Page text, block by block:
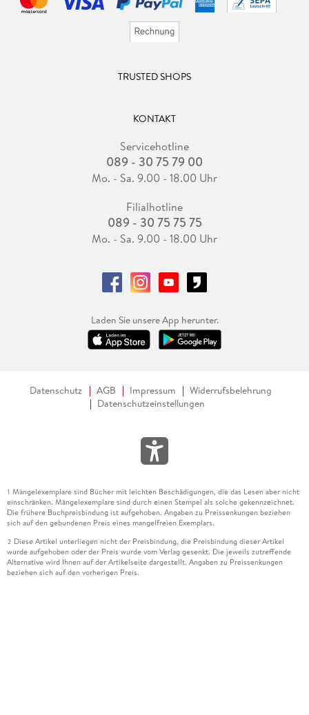
TRUSTED SHOPS
KONTAKT
Servicehotline
089 - 30 75 79 00
Mo. - Sa. 9.00 - 18.00 Uhr
Filialhotline
089 - 30 75 75 75
Mo. - Sa. 9.00 - 18.00 Uhr
Laden Sie unsere App herunter.
Datenschutz AGB Impressum
Widerrufsbelehrung
Datenschutzeinstellungen
1 Mängelexemplare sind Bücher mit leichten Beschädigungen, die das Lesen aber nicht
einschränken. Mängelexemplare sind durch einen Stempel als solche gekennzeichnet.
Die frühere Buchpreisbindung ist aufgehoben. Angaben zu Preissenkungen beziehen
sich auf den gebundenen Preis eines mangelfreien Exemplars.
2 Diese Artikel unterliegen nicht der Preisbindung, die Preisbindung dieser Artikel
wurde aufgehoben oder der Preis wurde vom Verlag gesenkt. Die jeweils zutreffende
Alternative wird Ihnen auf der Artikelseite dargestellt. Angaben zu Preissenkungen
beziehen sich auf den vorherigen Preis.